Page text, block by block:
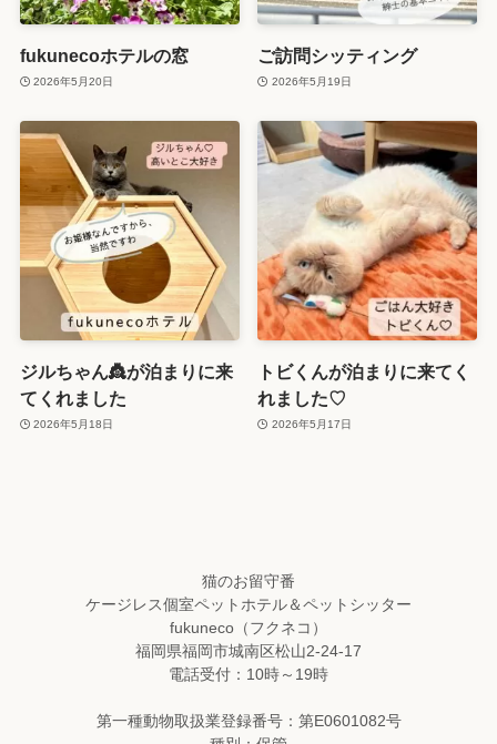
fukunecoホテルの窓
2026年5月20日
ご訪問シッティング
2026年5月19日
ジルちゃん👸が泊まりに来
てくれました
2026年5月18日
トビくんが泊まりに来てく
れました♡
2026年5月17日
猫のお留守番
ケージレス個室ペットホテル＆ペットシッター
fukuneco（フクネコ）
福岡県福岡市城南区松山2-24-17
電話受付：10時～19時
第一種動物取扱業登録番号：第E0601082号